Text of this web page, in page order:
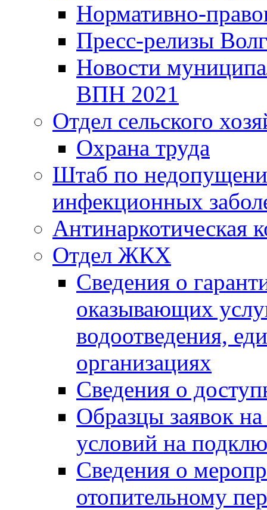
Нормативно-
Пресс-релизы
Новости
ВПН 2021
Отдел сельского
Охрана труда
Штаб по
инфекционных
Антинаркотическая
Отдел ЖКХ
Сведения о
оказывающих
водоотведения,
организациях
Сведения о
Образцы заявок
условий на
Сведения о
отопительному